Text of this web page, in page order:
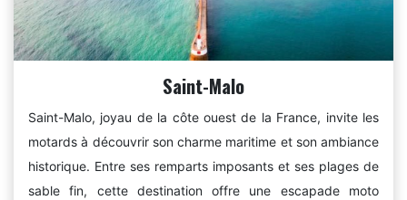
Saint-Malo
Saint-Malo, joyau de la côte ouest de la France, invite les
motards à découvrir son charme maritime et son ambiance
historique. Entre ses remparts imposants et ses plages de
sable fin, cette destination offre une escapade moto